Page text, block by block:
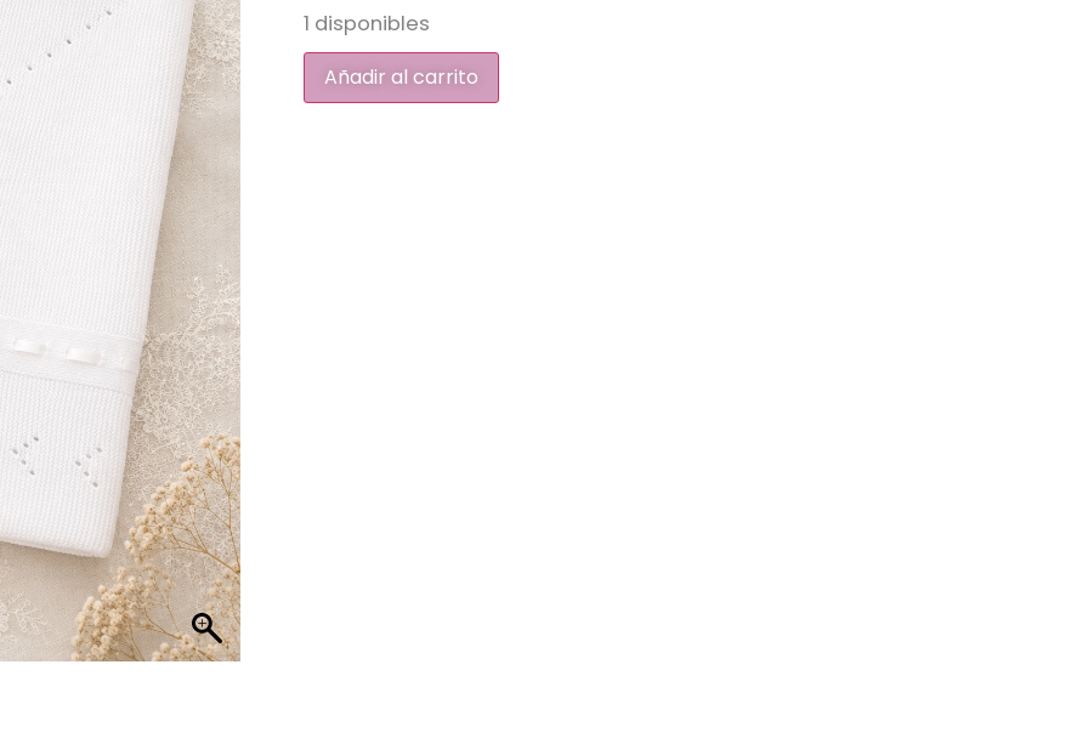
1 disponibles
Añadir al carrito